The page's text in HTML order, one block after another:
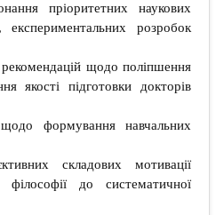
пріоритетних наукових
розробок
щодо поліпшення
якості підготовки докторів
формування навчальних
складових мотивації
до систематичної